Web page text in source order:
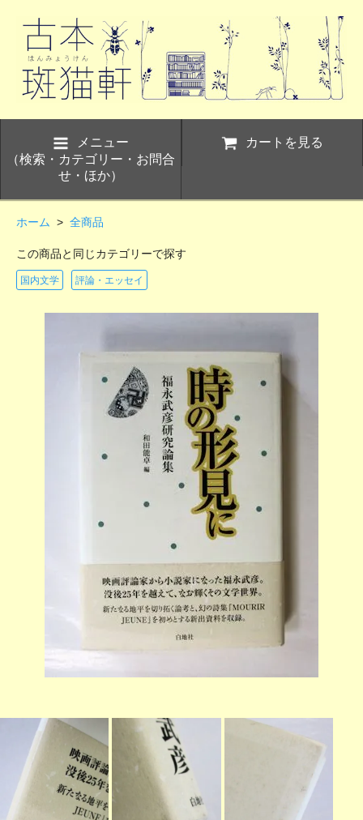
メニュー
（検索・カテゴリー・お問合
せ・ほか）
カートを見る
ホーム > 全商品
この商品と同じカテゴリーで探す
国内文学 評論・エッセイ